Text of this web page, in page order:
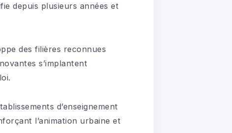
depuis plusieurs années et
des filières reconnues
s’implantent
d’enseignement
l’animation urbaine et